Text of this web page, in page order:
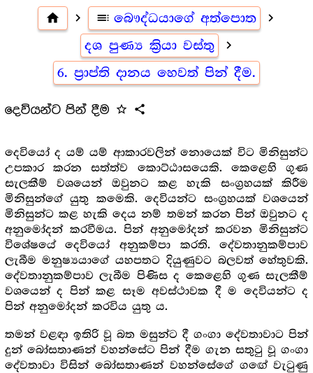
home navigate_next toc බෞද්ධයාගේ අත්පොත navigate_next
දශ පුණ්‍ය ක්‍රියා වස්තු navigate_next
6. ප්‍රාප්ති දානය හෙවත් පින් දීම.
දෙවියන්ට පින් දීම star_outline share
දෙවියෝ ද යම් යම් ආකාරවලින් නොයෙක් විට මිනිසුන්ට
උපකාර කරන සත්ත්ව කොට්ඨාසයෙකි. කෙළෙහි ගුණ
සැලකීම් වශයෙන් ඔවුනට කළ හැකි සංග්‍ර‍හයක් කිරීම
මිනිසුන්ගේ යුතු කමෙකි. දෙවියන්ට සංග්‍ර‍හයක් වශයෙන්
මිනිසුන්ට කළ හැකි දෙය නම් තමන් කරන පින් ඔවුනට ද
අනුමෝදන් කරවීමය. පින් අනුමෝදන් කරවන මිනිසුන්ට
විශේෂයේ දෙවියෝ අනුකම්පා කරති. දේවතානුකම්පාව
ලැබීම මනුෂ්‍යයාගේ යහපතට දියුණුවට බලවත් හේතුවකි.
දේවතානුකම්පාව ලැබීම පිණිස ද කෙළෙහි ගුණ සැලකීම්
වශයෙන් ද පින් කළ සෑම අවස්ථාවක දී ම දෙවියන්ට ද
පින් අනුමෝදන් කරවිය යුතු ය.
තමන් වළඳා ඉතිරි වූ බත මසුන්ට දී ගංගා දේවතාවාට පින්
දුන් බෝසතාණන් වහන්සේට පින් දීම ගැන සතුටු වූ ගංගා
දේවතාවා විසින් බෝසතාණන් වහන්සේගේ ගඟේ වැටුණු